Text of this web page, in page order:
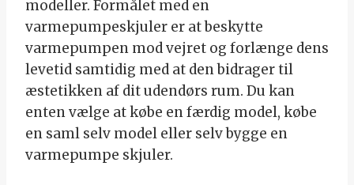
modeller. Formålet med en
varmepumpeskjuler er at beskytte
varmepumpen mod vejret og forlænge dens
levetid samtidig med at den bidrager til
æstetikken af dit udendørs rum. Du kan
enten vælge at købe en færdig model, købe
en saml selv model eller selv bygge en
varmepumpe skjuler.